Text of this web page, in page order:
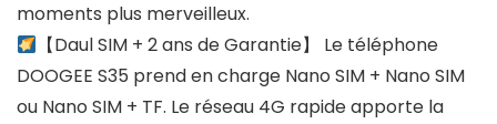
moments plus merveilleux.
【Daul SIM + 2 ans de Garantie】 Le téléphone
DOOGEE S35 prend en charge Nano SIM + Nano SIM
ou Nano SIM + TF. Le réseau 4G rapide apporte la